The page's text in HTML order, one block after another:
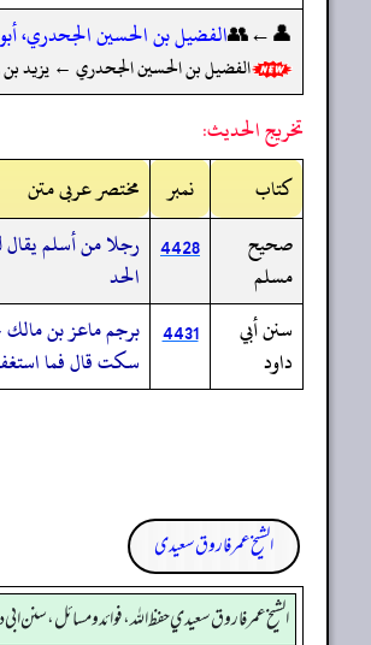
👤←👥الفضيل بن الحسين الجحدري،
الفضيل بن الحسين الجحدري ← يزيد بن
تخريج الحديث:
کتاب
نمبر
مختصر عربی متن
صحيح
مسلم
4428 رجلا من أسلم يقال
الحد
سنن أبي
داود
4431 برجم ماعز بن مالك
سكت قال فما
الشیخ عمر فاروق سعیدی
الشيخ عمر فاروق سعيدي حفظ الله، فوائد و مسائل، سنن ابي